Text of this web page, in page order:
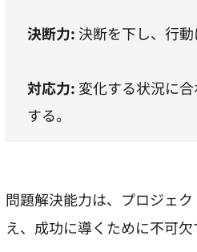
決断力: 決断を下し、行動
対応力: 変化する状況に
する。
問題解決能力は、プロジェ
え、成功に導くために不可欠